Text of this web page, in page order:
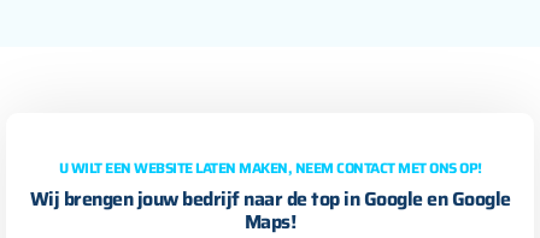
U WILT EEN WEBSITE LATEN MAKEN, NEEM CONTACT MET ONS OP!
Wij brengen jouw bedrijf naar de top in Google en Google
Maps!